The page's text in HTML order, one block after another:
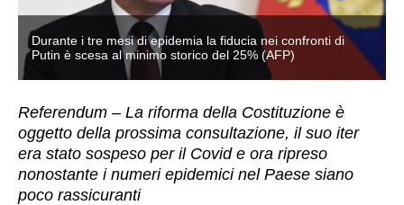
Durante i tre mesi di epidemia la fiducia nei confronti di
Putin è scesa al minimo storico del 25% (AFP)
Referendum – La riforma della Costituzione è
oggetto della prossima consultazione, il suo iter
era stato sospeso per il Covid e ora ripreso
nonostante i numeri epidemici nel Paese siano
poco rassicuranti